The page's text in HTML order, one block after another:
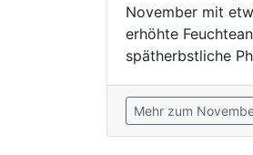
November mit
erhöhte
spätherbstliche
Mehr zum